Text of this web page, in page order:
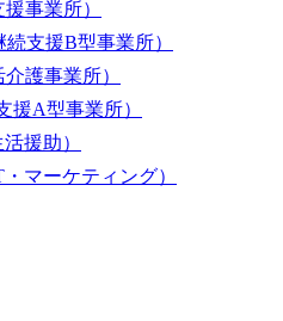
援事業所）
続支援B型事業所）
介護事業所）
援A型事業所）
活援助）
・マーケティング）